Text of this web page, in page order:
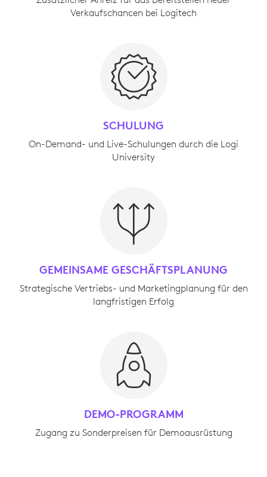
Verkaufschancen bei Logitech
SCHULUNG
On-Demand- und Live-Schulungen durch die Logi
University
GEMEINSAME GESCHÄFTSPLANUNG
Strategische Vertriebs- und Marketingplanung für den
langfristigen Erfolg
DEMO-PROGRAMM
Zugang zu Sonderpreisen für Demoausrüstung